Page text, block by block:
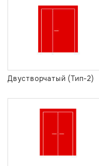
Двустворчатый (Тип-2)